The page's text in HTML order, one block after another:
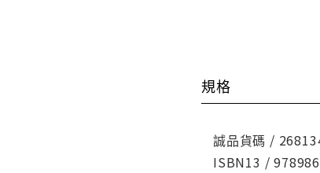
規格
誠品貨碼 /
ISBN13 /